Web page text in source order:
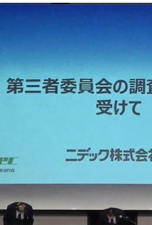
「英語に愛されないエンジニア